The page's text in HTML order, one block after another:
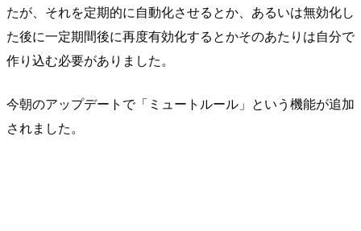
たが、それを定期的に自動化させるとか、あるいは無効化し
た後に一定期間後に再度有効化するとかそのあたりは自分で
作り込む必要がありました。
今朝のアップデートで「ミュートルール」という機能が追加
されました。